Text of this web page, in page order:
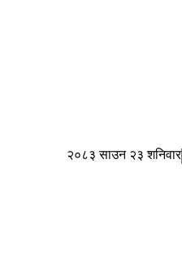
२०८३ साउन २३ शनिवार